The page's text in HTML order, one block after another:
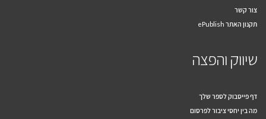
צור קשר
תקנון האתר ePublish
שיווק והפצה
דף פייסבוק לספר שלך
מה בין יחסי ציבור לפרסום